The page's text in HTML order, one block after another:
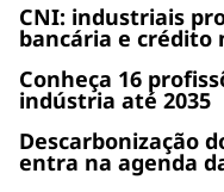
CNI: industriais
bancária e crédito
Conheça 16
indústria até 2035
Descarbonização
entra na agenda